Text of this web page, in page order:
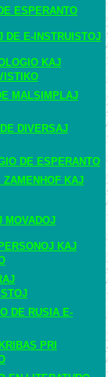
ESPERANTO
DE E-INSTRUISTOJ
KAJ
MALSIMPLAJ
DIVERSAJ
DE ESPERANTO
ZAMENHOF KAJ
MOVADOJ
KAJ
DE RUSIA E-
PRI